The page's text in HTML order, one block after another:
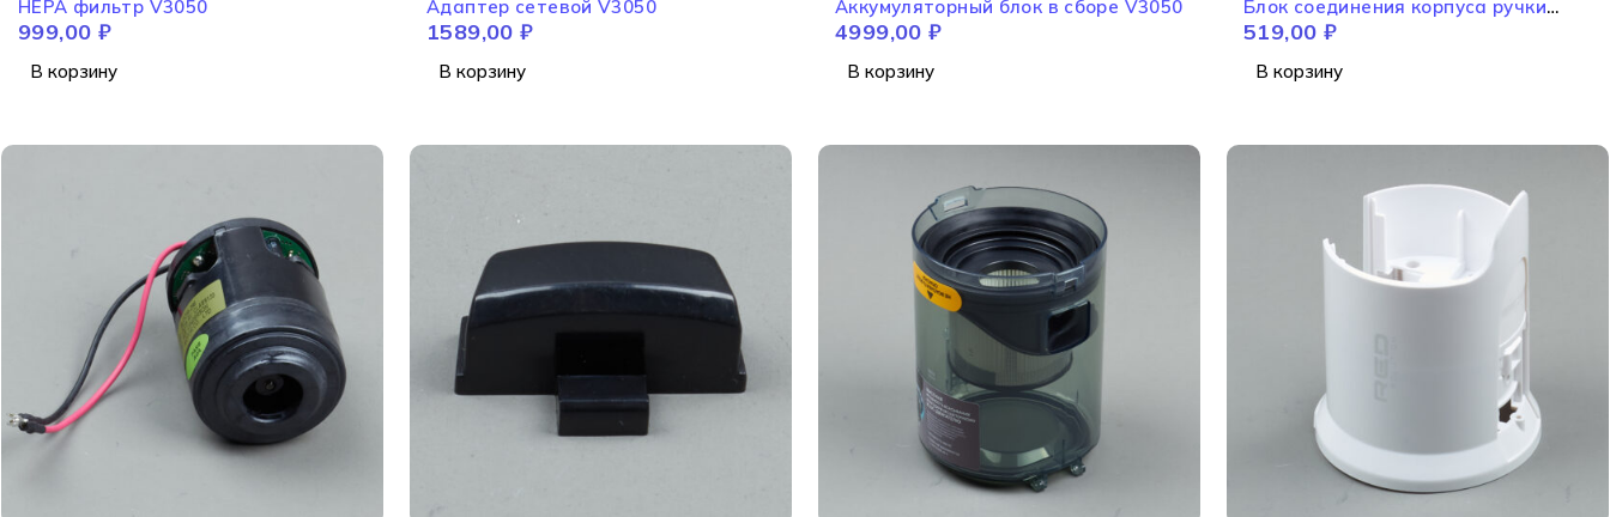
HEPA фильтр V3050
999,00 ₽
В корзину
Адаптер сетевой V3050
1589,00 ₽
В корзину
Аккумуляторный блок в сборе V3050
4999,00 ₽
В корзину
Блок соединения корпуса ручки
V3050
519,00 ₽
В корзину